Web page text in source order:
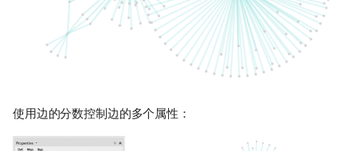
使用边的分数控制边的多个属性：